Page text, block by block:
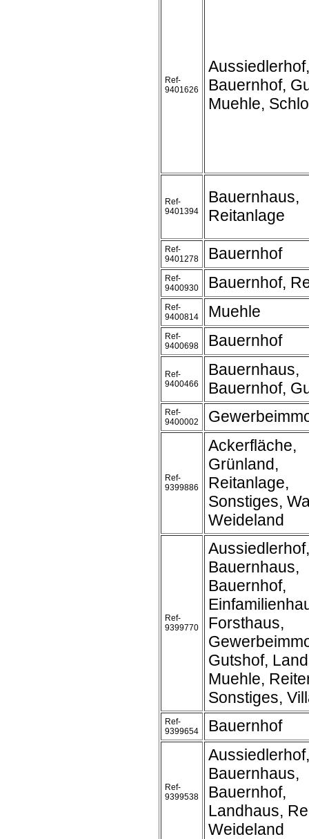
Ref-
9401626
Aussiedlerhof,
Bauernhof,
Muehle,
Ref-
9401394
Bauernhaus,
Reitanlage
Ref-
9401278
Bauernhof
Ref-
9400930
Bauernhof,
Ref-
9400814
Muehle
Ref-
9400698
Bauernhof
Ref-
9400466
Bauernhaus,
Bauernhof,
Ref-
9400002
Ref-
9399886
Ackerfläche,
Grünland,
Reitanlage,
Sonstiges,
Weideland
Ref-
9399770
Aussiedlerhof,
Bauernhaus,
Bauernhof,
Forsthaus,
Gutshof,
Muehle,
Sonstiges,
Ref-
9399654
Bauernhof
Ref-
9399538
Aussiedlerhof,
Bauernhaus,
Bauernhof,
Landhaus,
Weideland